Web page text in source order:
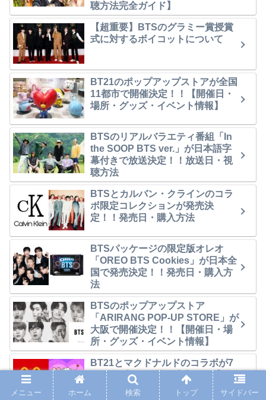
聴方法完全ガイド】
【超重要】BTSのグラミー賞授賞
式に対するボイコットについて
BT21のポップアップストアが全国
11都市で開催決定！！【開催日・
場所・グッズ・イベント情報】
BTSのリアルバラエティ番組「In
the SOOP BTS ver.」が日本語字
幕付きで放送決定！！放送日・視
聴方法
BTSとカルバン・クラインのコラ
ボ限定コレクションが発売決
定！！発売日・購入方法
BTSパッケージの限定版オレオ
「OREO BTS Cookies」が日本全
国で発売決定！！発売日・購入方
法
BTSのポップアップストア
「ARIRANG POP-UP STORE」が
大阪で開催決定！！【開催日・場
所・グッズ・イベント情報】
BT21とマクドナルドのコラボが7
月14日(火)より開催決定！！【開催
日・グッズ・メニュー・イベン
メニュー ホーム 検索 トップ サイドバー